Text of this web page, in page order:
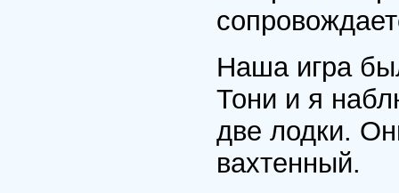
Наша игра
Тони и я
две лодки.
вахтенный.